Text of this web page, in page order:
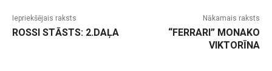
Iepriekšējais raksts
ROSSI STĀSTS: 2.DAĻA
Nākamais raksts
“FERRARI” MONAKO
VIKTORĪNA